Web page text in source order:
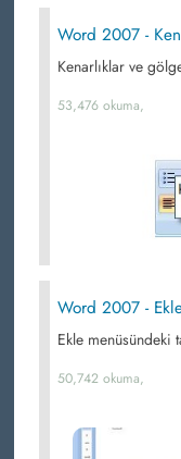
Word 2007 -
Kenarlıklar ve
53,476 okuma,
Word 2007 -
Ekle menüsündeki
50,742 okuma,